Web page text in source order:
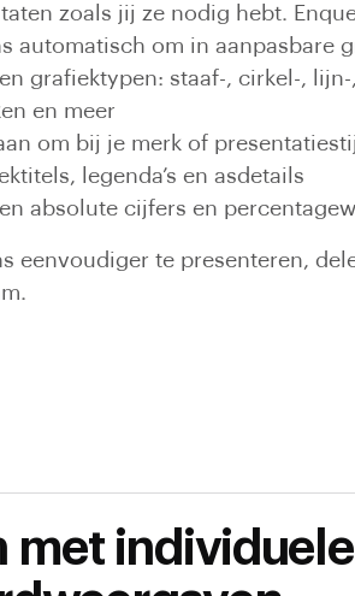
zoals jij ze nodig hebt.
automatisch om in aanpasbare
grafiektypen: staaf-, cirkel-, lijn-,
en meer
om bij je merk of
legenda’s en asdetails
absolute cijfers en
eenvoudiger te presenteren,
met individuele